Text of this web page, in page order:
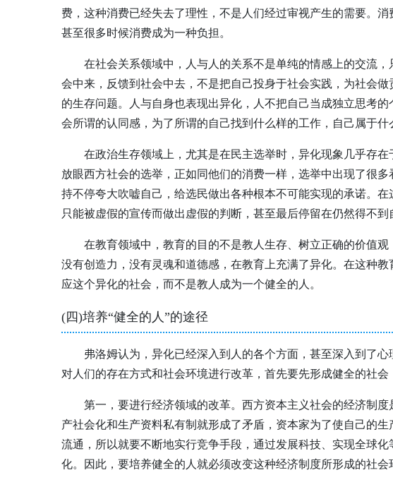
费，这种消费已经失去了理性，不是人们经过审视产生的需要。
甚至很多时候消费成为一种负担。
在社会关系领域中，人与人的关系不是单纯的情感上的交流
会中来，反馈到社会中去，不是把自己投身于社会实践，为社会
的生存问题。人与自身也表现出异化，人不把自己当成独立思考
会所谓的认同感，为了所谓的自己找到什么样的工作，自己属于
在政治生存领域上，尤其是在民主选举时，异化现象几乎存
放眼西方社会的选举，正如同他们的消费一样，选举中出现了很
持不停夸大吹嘘自己，给选民做出各种根本不可能实现的承诺。
只能被虚假的宣传而做出虚假的判断，甚至最后停留在仍然得不到
在教育领域中，教育的目的不是教人生存、树立正确的价值
没有创造力，没有灵魂和道德感，在教育上充满了异化。在这种
应这个异化的社会，而不是教人成为一个健全的人。
(四)培养“健全的人”的途径
弗洛姆认为，异化已经深入到人的各个方面，甚至深入到了
对人们的存在方式和社会环境进行改革，首先要先形成健全的社会
第一，要进行经济领域的改革。西方资本主义社会的经济制
产社会化和生产资料私有制就形成了矛盾，资本家为了使自己的
流通，所以就要不断地实行竞争手段，通过发展科技、实现全球
化。因此，要培养健全的人就必须改变这种经济制度所形成的社会